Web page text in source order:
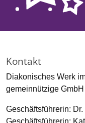
Kontakt
Diakonisches Werk
gemeinnützige GmbH
Geschäftsführerin:
Geschäftsführerin: